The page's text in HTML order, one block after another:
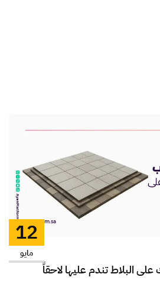
12
مايو